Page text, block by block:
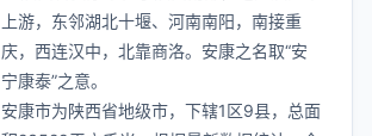
上游，东邻湖北十堰、河南南阳，南接重
庆，西连汉中，北靠商洛。安康之名取“安
宁康泰”之意。
安康市为陕西省地级市，下辖1区9县，总面